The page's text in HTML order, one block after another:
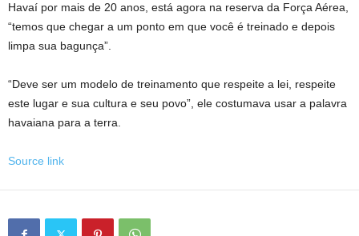
Havaí por mais de 20 anos, está agora na reserva da Força Aérea,
“temos que chegar a um ponto em que você é treinado e depois
limpa sua bagunça”.
“Deve ser um modelo de treinamento que respeite a lei, respeite
este lugar e sua cultura e seu povo”, ele costumava usar a palavra
havaiana para a terra.
Source link